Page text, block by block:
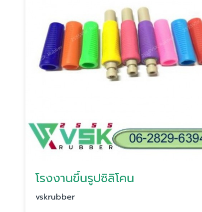
โรงงานขึ้นรูปซิลิโคน
vskrubber